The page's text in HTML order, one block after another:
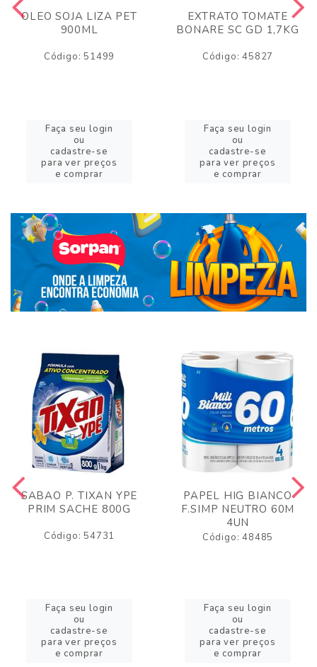
OLEO SOJA LIZA PET
900ML
Código: 51499
Faça seu login
ou
cadastre-se
para ver preços
e comprar
EXTRATO TOMATE
BONARE SC GD 1,7KG
Código: 45827
Faça seu login
ou
cadastre-se
para ver preços
e comprar
SABAO P. TIXAN YPE
PRIM SACHE 800G
Código: 54731
Faça seu login
ou
cadastre-se
para ver preços
e comprar
PAPEL HIG BIANCO
F.SIMP NEUTRO 60M
4UN
Código: 48485
Faça seu login
ou
cadastre-se
para ver preços
e comprar